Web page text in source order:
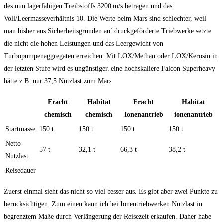
des nun lagerfähigen Treibstoffs 3200 m/s betragen und das
Voll/Leermasseverhältnis 10. Die Werte beim Mars sind schlechter, weil
man bisher aus Sicherheitsgründen auf druckgeförderte Triebwerke setzte
die nicht die hohen Leistungen und das Leergewicht von
Turbopumpenaggregaten erreichen. Mit LOX/Methan oder LOX/Kerosin in
der letzten Stufe wird es ungünstiger. eine hochskaliere Falcon Superheavy
hätte z.B. nur 37,5 Nutzlast zum Mars
Fracht
chemisch
Habitat
chemisch
Fracht
Ionenantrieb
Habitat
ionenantrieb
Startmasse: 150 t 150 t 150 t
150 t
Netto-
Nutzlast
57 t 32,1 t 66,3 t 38,2 t
Reisedauer
Zuerst einmal sieht das nicht so viel besser aus. Es gibt aber zwei Punkte zu
berücksichtigen. Zum einen kann ich bei Ionentriebwerken Nutzlast in
begrenztem Maße durch Verlängerung der Reisezeit erkaufen. Daher habe